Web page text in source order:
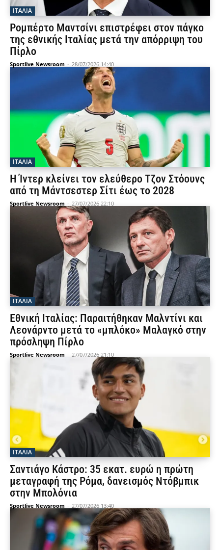
ΙΤΑΛΙΑ
Ρομπέρτο Μαντσίνι επιστρέφει στον πάγκο
της εθνικής Ιταλίας μετά την απόρριψη του
Πίρλο
Sportlive Newsroom - 28/07/2026 14:40
ΙΤΑΛΙΑ
Η Ίντερ κλείνει τον ελεύθερο Τζον Στόουνς
από τη Μάντσεστερ Σίτι έως το 2028
Sportlive Newsroom - 27/07/2026 22:10
ΙΤΑΛΙΑ
Εθνική Ιταλίας: Παραιτήθηκαν Μαλντίνι και
Λεονάρντο μετά το «μπλόκο» Μαλαγκό στην
πρόσληψη Πίρλο
Sportlive Newsroom - 27/07/2026 21:10
ΙΤΑΛΙΑ
Σαντιάγο Κάστρο: 35 εκατ. ευρώ η πρώτη
μεταγραφή της Ρόμα, δανεισμός Ντόβμπικ
στην Μπολόνια
Sportlive Newsroom - 27/07/2026 13:40